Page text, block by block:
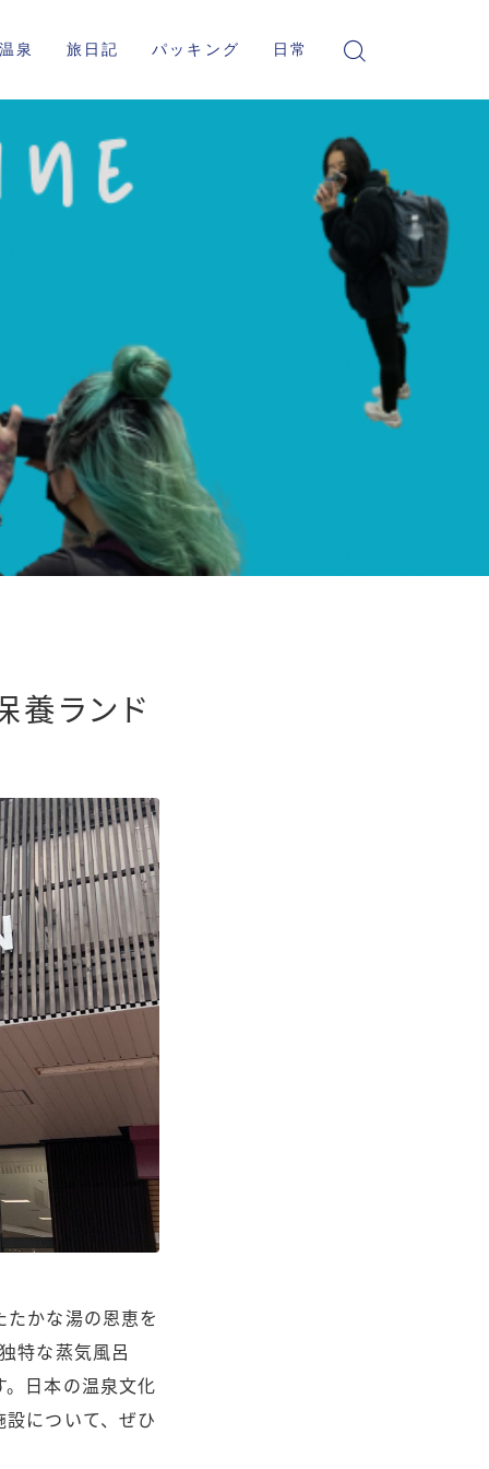
温泉 旅日記 パッキング 日常
養ランド
かな湯の恩恵を
特な蒸気風呂
日本の温泉文化
について、ぜひ